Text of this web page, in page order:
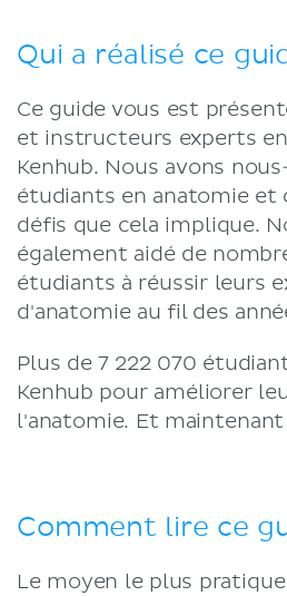
Qui a réalisé ce
Ce guide vous est
et instructeurs experts
Kenhub. Nous avons
étudiants en anatomie et
défis que cela implique.
également aidé de
étudiants à réussir leurs
d'anatomie au fil des
Plus de 7 222 070
Kenhub pour améliorer
l'anatomie. Et
Comment lire ce
Le moyen le plus